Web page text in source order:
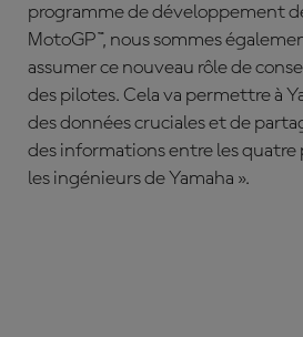
programme de développement
MotoGP™, nous sommes
assumer ce nouveau rôle de
des pilotes. Cela va permettre à
des données cruciales et de
des informations entre les quatre
les ingénieurs de Yamaha ».